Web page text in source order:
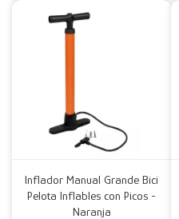
Inflador Manual Grande Bici
Pelota Inflables con Picos -
Naranja